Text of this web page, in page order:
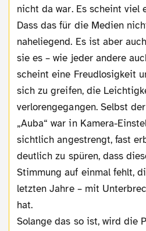
nicht da war. Es scheint viel
Dass das für die Medien
naheliegend. Es ist aber
sie es – wie jeder andere
scheint eine Freudlosigkeit
sich zu greifen, die
verlorengegangen. Selbst
„Auba“ war in Kamera-
sichtlich angestrengt, fast
deutlich zu spüren, dass
Stimmung auf einmal fehlt,
letzten Jahre – mit
hat.
Solange das so ist, wird die Presse weiterhin